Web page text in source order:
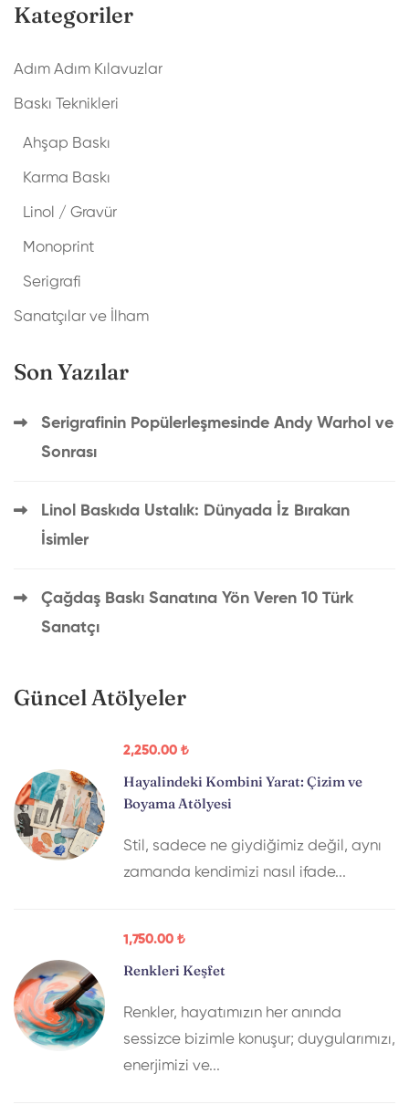
Kategoriler
Adım Adım Kılavuzlar
Baskı Teknikleri
Ahşap Baskı
Karma Baskı
Linol / Gravür
Monoprint
Serigrafi
Sanatçılar ve İlham
Son Yazılar
Serigrafinin Popülerleşmesinde Andy Warhol ve
Sonrası
Linol Baskıda Ustalık: Dünyada İz Bırakan
İsimler
Çağdaş Baskı Sanatına Yön Veren 10 Türk
Sanatçı
Güncel Atölyeler
2,250.00 ₺
Hayalindeki Kombini Yarat: Çizim ve
Boyama Atölyesi
Stil, sadece ne giydiğimiz değil, aynı
zamanda kendimizi nasıl ifade...
1,750.00 ₺
Renkleri Keşfet
Renkler, hayatımızın her anında
sessizce bizimle konuşur; duygularımızı,
enerjimizi ve...